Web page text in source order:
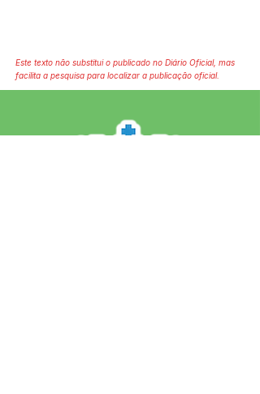
Este texto não substitui o publicado no Diário Oficial, mas
facilita a pesquisa para localizar a publicação oficial.